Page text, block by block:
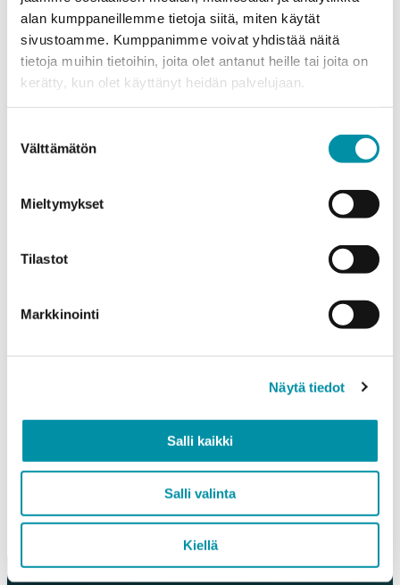
alan kumppaneillemme tietoja siitä, miten käytät
sivustoamme. Kumppanimme voivat yhdistää näitä
tietoja muihin tietoihin, joita olet antanut heille tai joita on
kerätty, kun olet käyttänyt heidän palvelujaan.
valinta
Välttämätön
Mieltymykset
Tilastot
Markkinointi
Näytä tiedot
Salli kaikki
Salli valinta
Kiellä
teknologiapainotteisista liiketoiminnoista. Ennen
nimitystään Koskinen on toiminut muun muassa Veko
Lightsystems BV:n sekä I-Valo Oy:n toimitusjohtajana.
kasvun ja muutoksen johtamisesta. Hänen valintansa
henkilöstön kanssa. Tutustuminen ihmisiin, asiakkaisiin ja
luoda selkeä strategia, joka tukee kasvua,
Purson valaistustoiminta on eriytetty omaksi
https://sneplighting.com.